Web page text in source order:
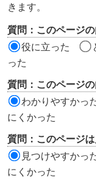
ツ
価
ア
きます。
質問：このページ
役に立った
った
質問：このページ
わかりやすかっ
にくかった
質問：このページ
見つけやすかっ
にくかった